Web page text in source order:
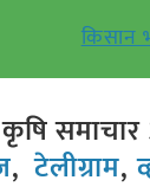
किसान
,टेलीग्राम,